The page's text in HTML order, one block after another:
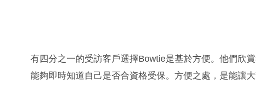
有四分之一的受訪客戶選擇Bowtie是基於方便。他們欣
能夠即時知道自己是否合資格受保。方便之處，是能讓